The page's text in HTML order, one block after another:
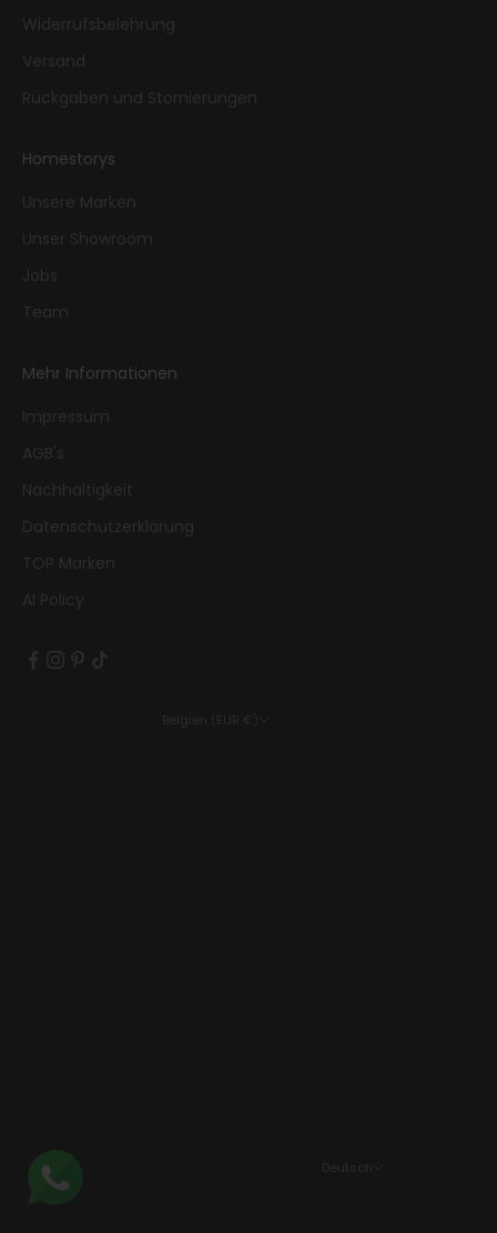
Widerrufsbelehrung
Versand
Rückgaben und Stornierungen
Homestorys
Unsere Marken
Unser Showroom
Jobs
Team
Mehr Informationen
Impressum
AGB's
Nachhaltigkeit
Datenschutzerklärung
TOP Marken
AI Policy
Deutsch